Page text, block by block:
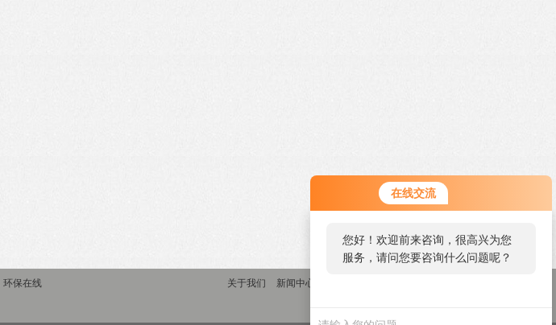
在线交流
您好！欢迎前来咨询，很高兴为您
服务，请问您要咨询什么问题呢？
环保在线 关于我们 新闻中心